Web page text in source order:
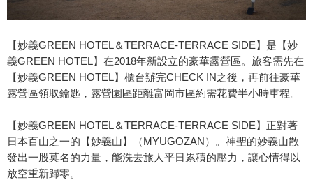
【妙義GREEN HOTEL＆TERRACE-TERRACE SIDE】是【妙
義GREEN HOTEL】在2018年新設立的豪華露營區。旅客需先在
【妙義GREEN HOTEL】櫃台辦完CHECK IN之後，再前往豪華
露營區領取鑰匙，露營園區距離富岡市區約需花費半小時車程。
【妙義GREEN HOTEL＆TERRACE-TERRACE SIDE】正對著
日本百山之一的【妙義山】（MYUGOZAN）。神聖的妙義山散
發出一股莫名的力量，能洗去旅人平日累積的壓力，讓心情得以
放空重新歸零。